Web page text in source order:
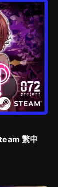
繁中